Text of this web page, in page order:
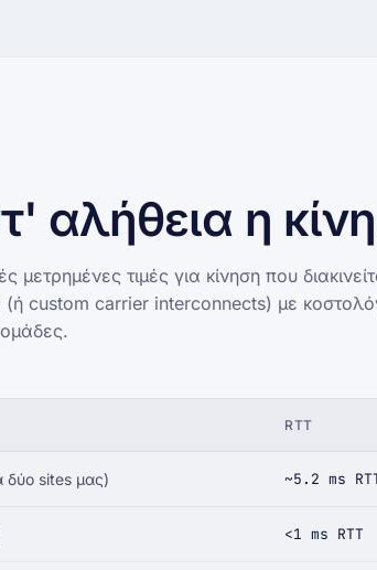
αλήθεια η
μετρημένες τιμές για κίνηση που
(ή custom carrier interconnects) με
RTT
δύο sites μας) ~5.2 ms
<1 ms RTT